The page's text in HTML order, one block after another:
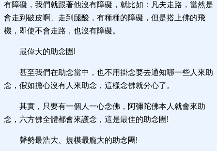
有障礙，我們就跟著他沒有障礙，就比如：凡夫走路，當然是
會走到破皮啊、走到腿酸，有種種的障礙，但是搭上佛的飛
機，即使不會走路，也沒有障礙。
最偉大的助念團!
甚至我們在助念當中，也不用掛念要去通知哪一些人來助
念，假如擔心沒有人來助念，這樣念佛就分心了。
其實，只要有一個人一心念佛，阿彌陀佛本人就會來助
念，六方佛全體都會來護念，這是最佳的助念團!
聲勢最浩大、規模最龐大的助念團!